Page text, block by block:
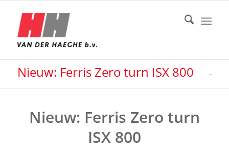
Nieuw: Ferris Zero turn ISX 800
Nieuw: Ferris Zero turn
ISX 800